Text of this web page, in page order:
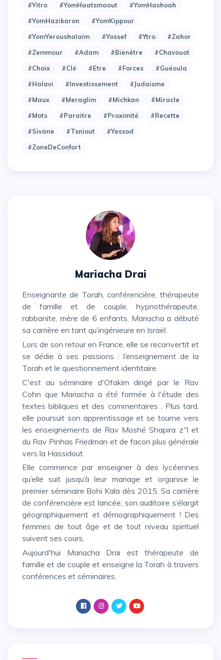
#Yitro
#YomHaatsmaout
#YomHashoah
#YomHazikaron
#YomKippour
#YomYeroushalaim
#Yossef #Ytro
#Zahor
#Zemmour
#adam #bienêtre
#chavouot
#choix
#clé #etre #forces
#guéoula
#halavi
#investissement
#judaisme
#maux
#meraglim #michkan
#miracle
#mots
#paraitre #proximité
#recette
#sivane
#tsniout
#yessod
#zoneDeConfort
Mariacha Drai
Enseignante de Torah, conférencière, thérapeute
de famille et de couple, hypnothérapeute,
rabbanite, mère de 6 enfants, Mariacha a débuté
sa carrière en tant qu’ingénieure en Israël.
Lors de son retour en France, elle se reconvertit et
se dédie à ses passions : l’enseignement de la
Torah et le questionnement identitaire.
C'est au séminaire d'Ofakim dirigé par le Rav
Cohn que Mariacha a été formée à l'étude des
textes bibliques et des commentaires . Plus tard,
elle poursuit son apprentissage et se tourne vers
les enseignements de Rav Moshé Shapira z"l et
du Rav Pinhas Friedman et de facon plus générale
vers la Hassidout.
Elle commence par enseigner à des lycéennes
qu’elle suit jusqu’à leur mariage et organise le
premier séminaire Bohi Kala dès 2015. Sa carrière
de conférencière est lancée, son auditoire s’élargit
géographiquement et démographiquement ! Des
femmes de tout âge et de tout niveau spirituel
suivent ses cours.
Aujourd'hui Mariacha Drai est thérapeute de
famille et de couple et enseigne la Torah à travers
conférences et séminaires.